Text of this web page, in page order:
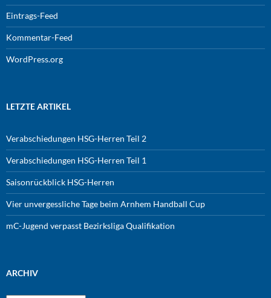
Eintrags-Feed
Kommentar-Feed
WordPress.org
LETZTE ARTIKEL
Verabschiedungen HSG-Herren Teil 2
Verabschiedungen HSG-Herren Teil 1
Saisonrückblick HSG-Herren
Vier unvergessliche Tage beim Arnhem Handball Cup
mC-Jugend verpasst Bezirksliga Qualifikation
ARCHIV